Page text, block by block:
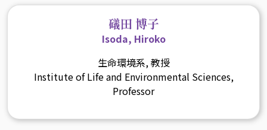
礒田 博子
Isoda, Hiroko
生命環境系, 教授
Institute of Life and Environmental Sciences,
Professor